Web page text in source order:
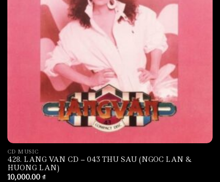
CD MUSIC
428. LANG VAN CD – 043 THU SAU (NGOC LAN &
HUONG LAN)
10,000.00 ₫